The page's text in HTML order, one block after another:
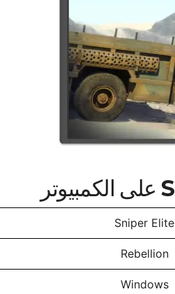
Sniper Elite
Rebellion
Windows